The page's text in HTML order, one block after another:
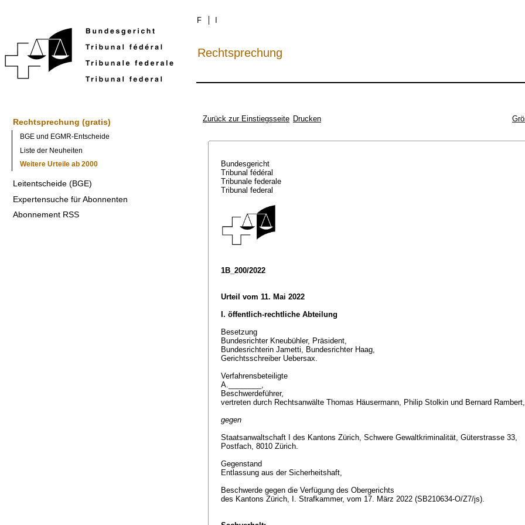
F
Rechtsprechung
Rechtsprechung (gratis)
BGE und EGMR-Entscheide
Liste der Neuheiten
Weitere Urteile ab 2000
Leitentscheide (BGE)
Expertensuche für Abonnenten
Abonnement RSS
Zurück zur Einstiegsseite Drucken
Bundesgericht
Tribunal fédéral
Tribunale federale
Tribunal federal
1B_200/2022
Urteil vom 11. Mai 2022
I. öffentlich-rechtliche Abteilung
Besetzung
Bundesrichter Kneubühler, Präsident,
Bundesrichterin Jametti, Bundesrichter Haag,
Gerichtsschreiber Uebersax.
Verfahrensbeteiligte
A.________,
Beschwerdeführer,
vertreten durch Rechtsanwälte Thomas Häusermann, Philip Stolkin und Bernard
gegen
Staatsanwaltschaft I des Kantons Zürich, Schwere Gewaltkriminalität, Güterstrasse 33,
Postfach, 8010 Zürich.
Gegenstand
Entlassung aus der Sicherheitshaft,
Beschwerde gegen die Verfügung des Obergerichts
des Kantons Zürich, I. Strafkammer, vom 17. März 2022 (SB210634-O/Z7/js).